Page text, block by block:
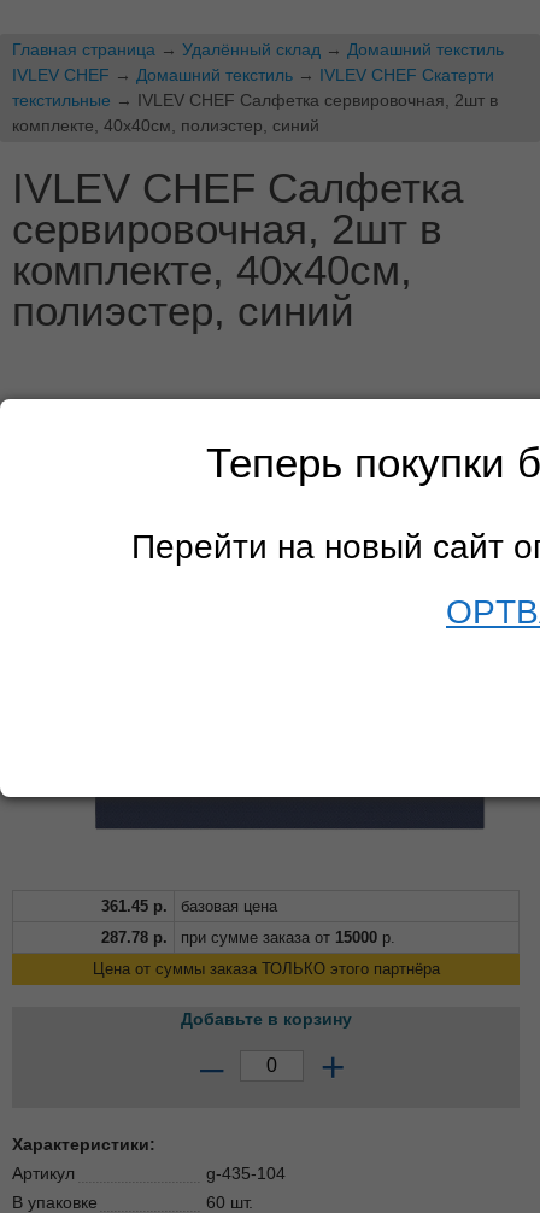
Теперь покупки
Перейти на новый сайт
Главная страница → Удалённый склад → Домашний текстиль
IVLEV CHEF → Домашний текстиль → IVLEV CHEF Скатерти
текстильные → IVLEV CHEF Салфетка сервировочная, 2шт в
комплекте, 40х40см, полиэстер, синий
IVLEV CHEF Салфетка
сервировочная, 2шт в
комплекте, 40х40см,
полиэстер, синий
361.45 р.
базовая цена
287.78 р. при сумме заказа от 15000 р.
Цена от суммы заказа ТОЛЬКО этого партнёра
Добавьте в корзину
– +
Характеристики:
Артикул
g-435-104
В упаковке
60 шт.